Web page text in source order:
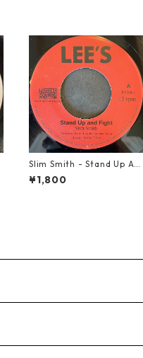
Slim Smith - Stand Up
Fight 【7-21832】
¥1,800